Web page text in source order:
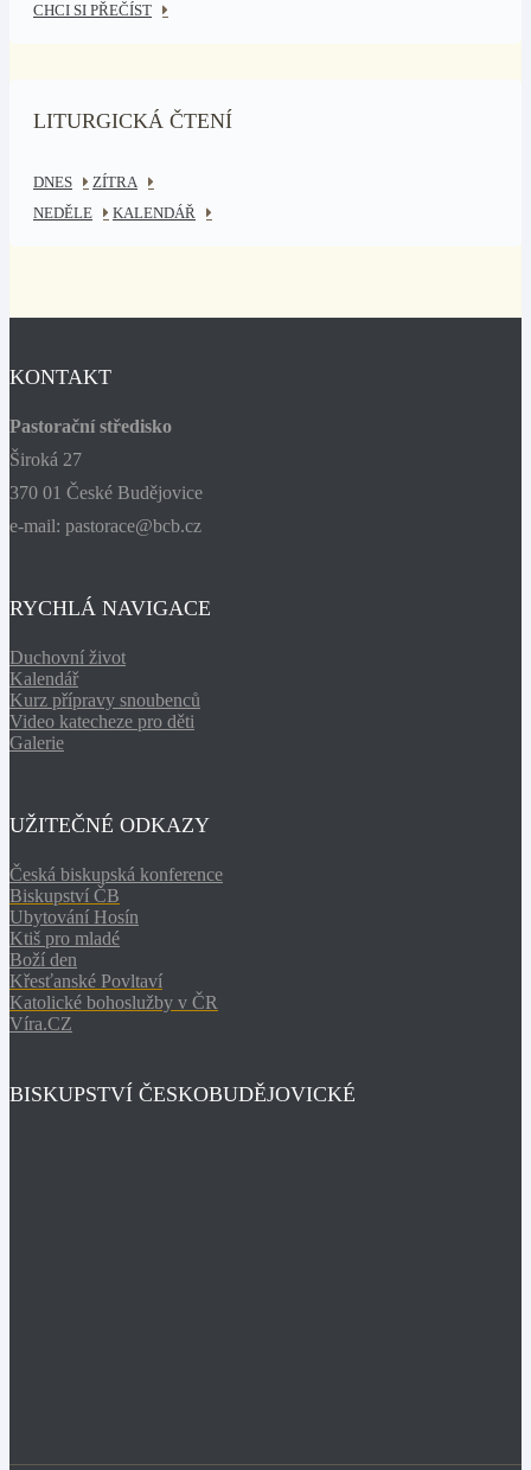
CHCI SI PŘEČÍST
LITURGICKÁ ČTENÍ
DNES
ZÍTRA
NEDĚLE
KALENDÁŘ
KONTAKT
Pastorační středisko
Široká 27
370 01 České Budějovice
e-mail: pastorace@bcb.cz
RYCHLÁ NAVIGACE
Duchovní život
Kalendář
Kurz přípravy snoubenců
Video katecheze pro děti
Galerie
UŽITEČNÉ ODKAZY
Česká biskupská konference
Biskupství ČB
Ubytování Hosín
Ktiš pro mladé
Boží den
Křesťanské Povltaví
Katolické bohoslužby v ČR
Víra.CZ
BISKUPSTVÍ ČESKOBUDĚJOVICKÉ